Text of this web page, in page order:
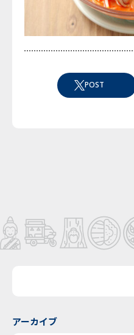
POST
アーカイブ